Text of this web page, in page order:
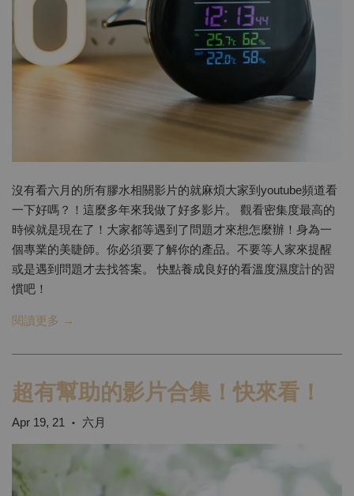
沒有看六月的所有膠水相關影片的就麻煩大家到youtube頻道看
一下好嗎？！這麼多年來我做了好多影片。 觀看密集度最高的
時候就是現在了！大家都等遇到了問題才來想怎麼辦！身為一
個專業的美睫師。你必須要了解你的產品。不要等人家來提醒
或是遇到問題才去找答案。 快點養成良好的看溫度濕度計的習
慣吧！
閱讀更多 →
超有幫助的影片合集！快來看！
Apr 19, 21 • 六月